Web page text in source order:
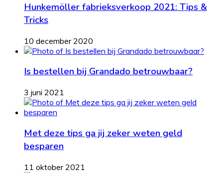
Hunkemöller fabrieksverkoop 2021: Tips &
Tricks
10 december 2020
Is bestellen bij Grandado betrouwbaar?
3 juni 2021
Met deze tips ga jij zeker weten geld
besparen
11 oktober 2021